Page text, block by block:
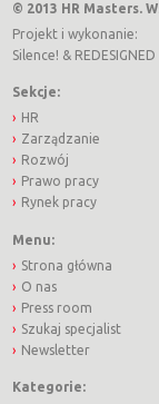
© 2013 HR Masters.
Projekt i wykonanie:
Silence! & REDESIGNED
Sekcje:
HR
Zarządzanie
Rozwój
Prawo pracy
Rynek pracy
Menu:
Strona główna
O nas
Press room
Szukaj specjalist
Newsletter
Kategorie: